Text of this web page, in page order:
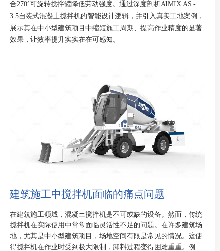
合270°可旋转搅拌罐降低劳动强度。通过深度剖析AIMIX AS -
3.5自装式混凝土搅拌机的智能设计逻辑，并引入真实工地案例，
展示其在中小型建筑项目中缩短施工周期、提高作业精度的显著
效果，让效率提升实实在在可感知。
建筑施工中搅拌机面临的痛点问题
在建筑施工领域，混凝土搅拌机是不可或缺的设备。然而，传统
搅拌机在实际使用中常常面临灵活性不足的问题。在许多建筑场
地，尤其是中小型建筑项目，场地空间有限是常见的情况。这使
得搅拌机在作业时受到极大限制，卸料过程变得困难重重。例